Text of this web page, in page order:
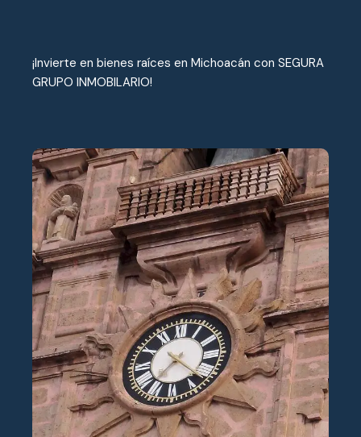
¡Invierte en bienes raíces en Michoacán con SEGURA
GRUPO INMOBILARIO!